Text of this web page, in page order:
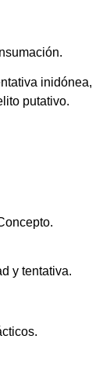
inidónea,
putativo.
y tentativa.